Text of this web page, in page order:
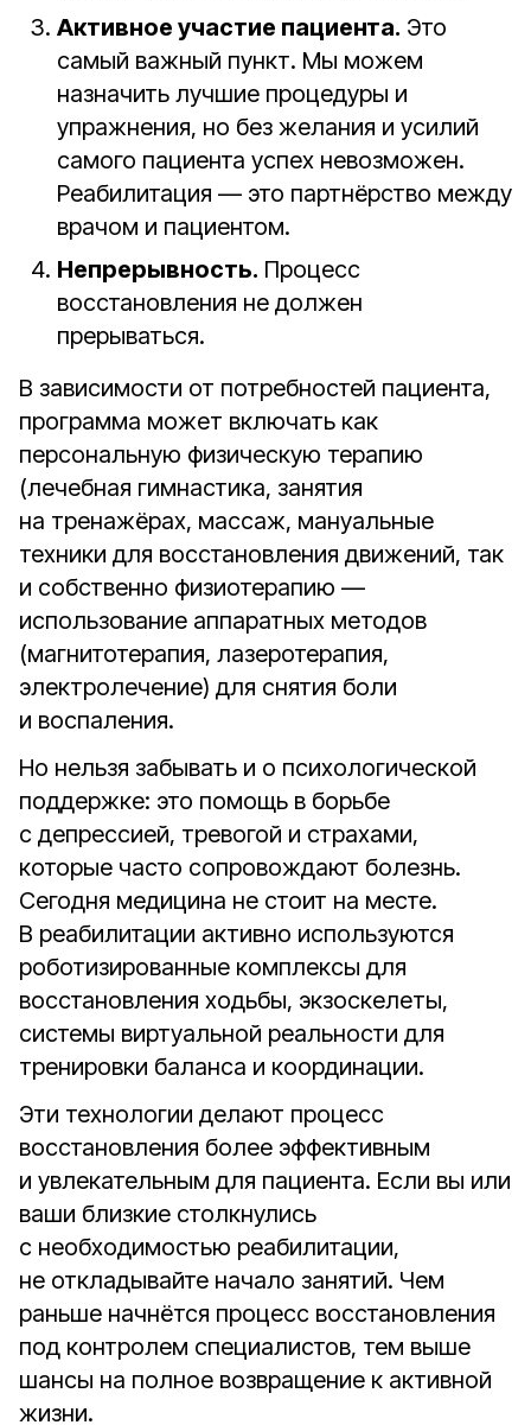
Активное участие пациента. Это
самый важный пункт. Мы можем
назначить лучшие процедуры и
упражнения, но без желания и усилий
самого пациента успех невозможен.
Реабилитация — это партнёрство между
врачом и пациентом.
Непрерывность. Процесс
восстановления не должен
прерываться.
В зависимости от потребностей пациента,
программа может включать как
персональную физическую терапию
(лечебная гимнастика, занятия
на тренажёрах, массаж, мануальные
техники для восстановления движений, так
и собственно физиотерапию —
использование аппаратных методов
(магнитотерапия, лазеротерапия,
электролечение) для снятия боли
и воспаления.
Но нельзя забывать и о психологической
поддержке: это помощь в борьбе
с депрессией, тревогой и страхами,
которые часто сопровождают болезнь.
Сегодня медицина не стоит на месте.
В реабилитации активно используются
роботизированные комплексы для
восстановления ходьбы, экзоскелеты,
системы виртуальной реальности для
тренировки баланса и координации.
Эти технологии делают процесс
восстановления более эффективным
и увлекательным для пациента. Если вы или
ваши близкие столкнулись
с необходимостью реабилитации,
не откладывайте начало занятий. Чем
раньше начнётся процесс восстановления
под контролем специалистов, тем выше
шансы на полное возвращение к активной
жизни.